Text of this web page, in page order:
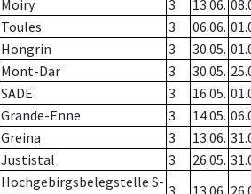
Moiry 3 13.06.
Toules 3 06.06.
Hongrin 3 30.05.
Mont-Dar 3 30.05.
SADE 3 16.05.
Grande-Enne 3 14.05.
Greina 3 13.06.
Justistal 3 26.05.
Hochgebirgsbelegstelle S-